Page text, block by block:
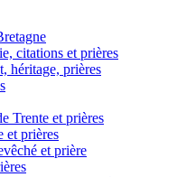
citations et prières
héritage, prières
Trente et prières
et prières
et prière